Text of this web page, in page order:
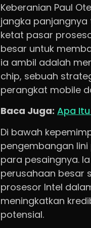
Keberanian Paul
jangka
ketat pasar
besar untuk
ia ambil adalah
chip, sebuah
perangkat mobile
Baca Juga: Apa
Di bawah
pengembangan
para pesaingnya.
perusahaan besar
prosesor Intel
meningkatkan
potensial.